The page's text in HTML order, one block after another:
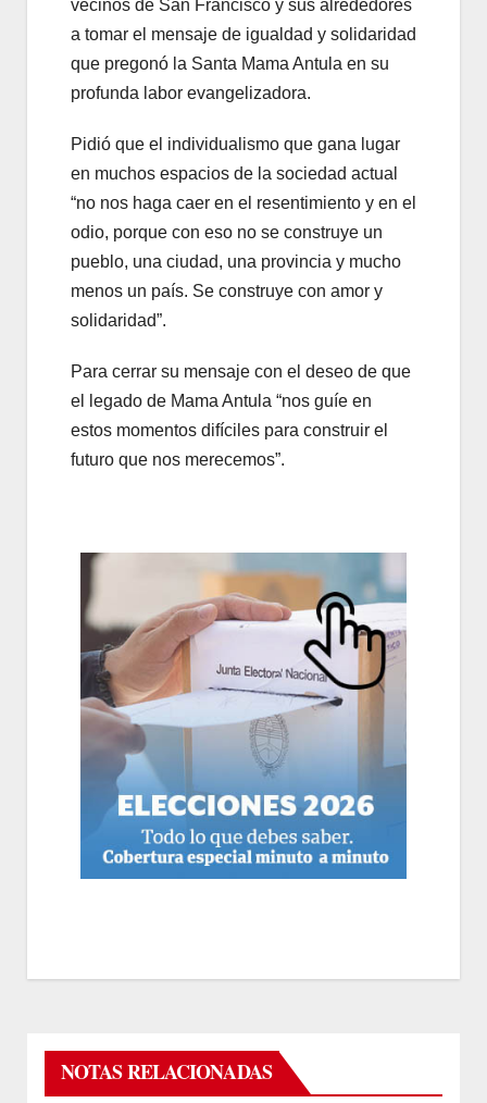
vecinos de San Francisco y sus alrededores
a tomar el mensaje de igualdad y solidaridad
que pregonó la Santa Mama Antula en su
profunda labor evangelizadora.
Pidió que el individualismo que gana lugar
en muchos espacios de la sociedad actual
“no nos haga caer en el resentimiento y en el
odio, porque con eso no se construye un
pueblo, una ciudad, una provincia y mucho
menos un país. Se construye con amor y
solidaridad”.
Para cerrar su mensaje con el deseo de que
el legado de Mama Antula “nos guíe en
estos momentos difíciles para construir el
futuro que nos merecemos”.
NOTAS RELACIONADAS